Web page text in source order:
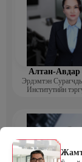
Алтан-Авдар
Эрдэмтэн
Институтийн